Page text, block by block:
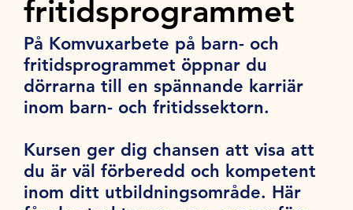
fritidsprogrammet
På Komvuxarbete på barn- och
fritidsprogrammet öppnar du
dörrarna till en spännande karriär
inom barn- och fritidssektorn.
Kursen ger dig chansen att visa att
du är väl förberedd och kompetent
inom ditt utbildningsområde. Här